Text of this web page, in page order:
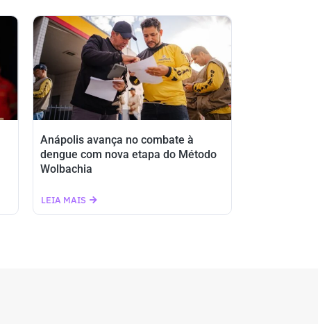
Anápolis avança no combate à
dengue com nova etapa do Método
Wolbachia
LEIA MAIS